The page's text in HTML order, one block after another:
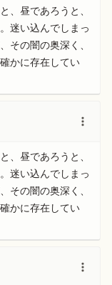
、昼であろうと、
迷い込んでしまっ
その闇の奥深く、
かに存在してい
、昼であろうと、
迷い込んでしまっ
その闇の奥深く、
かに存在してい